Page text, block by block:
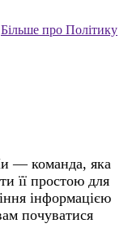
Більше про Політику
— команда, яка
її простою для
інформацією
почуватися